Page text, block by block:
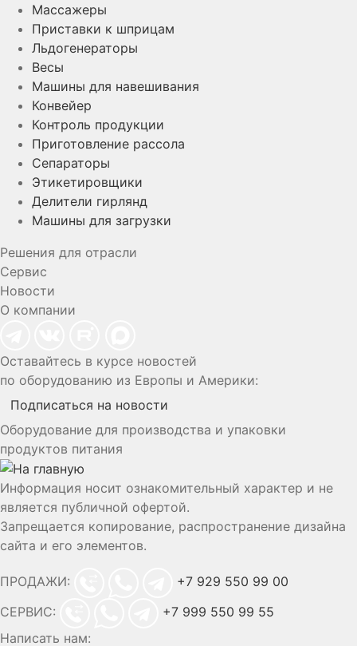
Массажеры
Приставки к шприцам
Льдогенераторы
Весы
Машины для навешивания
Конвейер
Контроль продукции
Приготовление рассола
Сепараторы
Этикетировщики
Делители гирлянд
Машины для загрузки
Решения для отрасли
Сервис
Новости
О компании
Оставайтесь в курсе новостей
по оборудованию из Европы и Америки:
Подписаться на новости
Оборудование для производства и упаковки
продуктов питания
Информация носит ознакомительный характер и не
является публичной офертой.
Запрещается копирование, распространение дизайна
сайта и его элементов.
ПРОДАЖИ:
+7 929 550 99 00
СЕРВИС:
+7 999 550 99 55
Написать нам: